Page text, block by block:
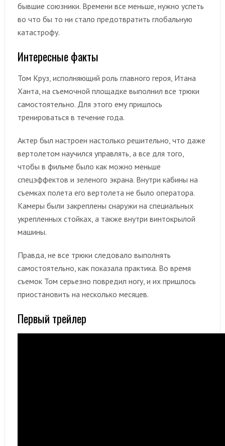
бывшие союзники. Времени все меньше, нужно успеть
во что бы то ни стало предотвратить глобальную
катастрофу.
Интересные факты
Том Круз, исполняющий роль главного героя, Итана
Ханта, на съемочной площадке выполнил все трюки
самостоятельно. Для этого ему пришлось
тренироваться в течение года.
Актер был настроен настолько решительно, что даже
вертолетом научился управлять, а все для того,
чтобы в фильме было как можно меньше
спецэффектов и зеленого экрана. Внутри кабины на
съемках полета его вертолета не было оператора.
Камеры были закреплены снаружи на специальных
укрепленных стойках, а также внутри винтокрылой
машины.
Правда, не все трюки следовало выполнять
самостоятельно, как показала практика. Во время
съемок Том серьезно повредил ногу, и их пришлось
приостановить на несколько месяцев.
Первый трейлер